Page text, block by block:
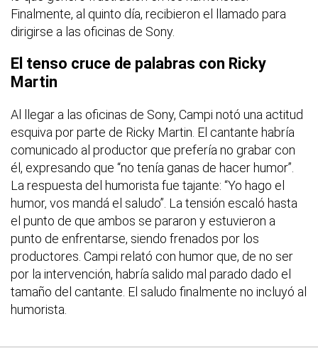
Finalmente, al quinto día, recibieron el llamado para
dirigirse a las oficinas de Sony.
El tenso cruce de palabras con Ricky
Martin
Al llegar a las oficinas de Sony, Campi notó una actitud
esquiva por parte de Ricky Martin. El cantante habría
comunicado al productor que prefería no grabar con
él, expresando que “no tenía ganas de hacer humor”.
La respuesta del humorista fue tajante: “Yo hago el
humor, vos mandá el saludo”. La tensión escaló hasta
el punto de que ambos se pararon y estuvieron a
punto de enfrentarse, siendo frenados por los
productores. Campi relató con humor que, de no ser
por la intervención, habría salido mal parado dado el
tamaño del cantante. El saludo finalmente no incluyó al
humorista.